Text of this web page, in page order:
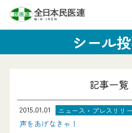
シール
記事一覧
2015.01.01 ニュース・プレスリリ
声をあげなきゃ！